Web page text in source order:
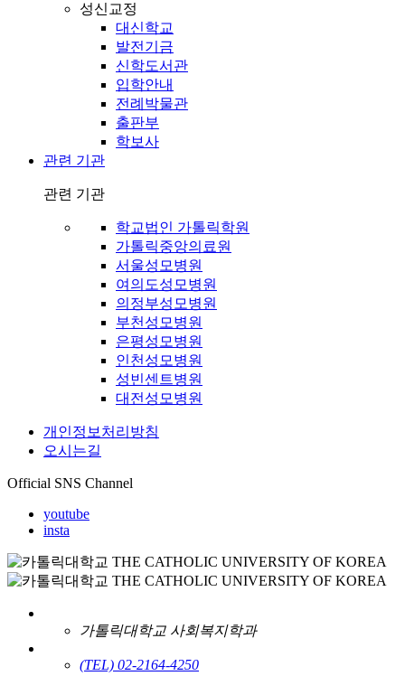
성신교정
대신학교
발전기금
신학도서관
입학안내
전례박물관
출판부
학보사
관련 기관
관련 기관
학교법인 가톨릭학원
가톨릭중앙의료원
서울성모병원
여의도성모병원
의정부성모병원
부천성모병원
은평성모병원
인천성모병원
성빈센트병원
대전성모병원
개인정보처리방침
오시는길
Official SNS Channel
youtube
insta
가톨릭대학교 사회복지학과
(TEL) 02-2164-4250